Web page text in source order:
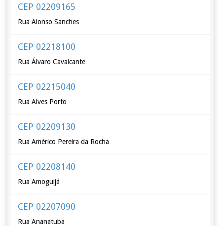
CEP 02209165
Rua Alonso Sanches
CEP 02218100
Rua Álvaro Cavalcante
CEP 02215040
Rua Alves Porto
CEP 02209130
Rua Américo Pereira da Rocha
CEP 02208140
Rua Amoguijá
CEP 02207090
Rua Ananatuba